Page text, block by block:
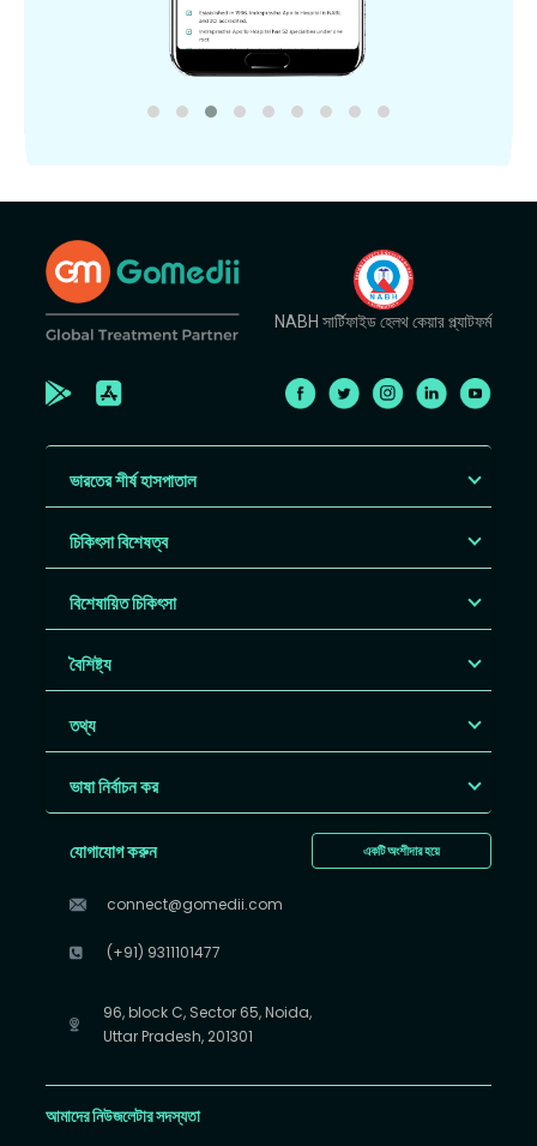
NABH সার্টিফাইড হেলথ কেয়ার প্ল্যাটফর্ম
ভারতের শীর্ষ হাসপাতাল
চিকিৎসা বিশেষত্ব
বিশেষায়িত চিকিৎসা
বৈশিষ্ট্য
তথ্য
ভাষা নির্বাচন কর
একটি অংশীদার হয়ে
যোগাযোগ করুন
connect@gomedii.com
(+91) 9311101477
96, block C, Sector 65, Noida,
Uttar Pradesh, 201301
আমাদের নিউজলেটার সদস্যতা